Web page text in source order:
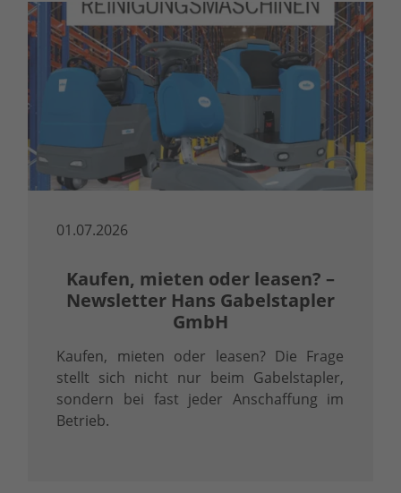
01.07.2026
Kaufen, mieten oder leasen? –
Newsletter Hans Gabelstapler
GmbH
Kaufen, mieten oder leasen? Die Frage
stellt sich nicht nur beim Gabelstapler,
sondern bei fast jeder Anschaffung im
Betrieb.